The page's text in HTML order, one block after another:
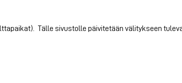
Tälle sivustolle päivitetään välitykseen